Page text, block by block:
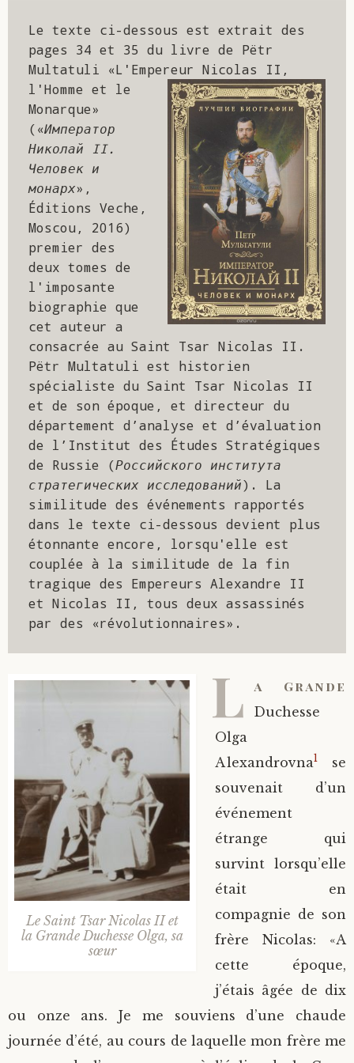
Saint Sophrony l’Athonite
Sainte Xenia
Sainte Matrone de Moscou
Staritsa Marie Makovkine
Natalia de Vyritsa
Staritsa Anastasia
Archimandrite Lazare (Abachidzé)
Geronda Arsenios le Spiléote
Gerondissa Makrina (Vassopoulou)
Archimandrite Nathanaël (Pospelov)
Père Héliodore
Le texte ci-dessous est extrait des
pages 34 et 35 du livre de Pëtr
Multatuli «L'Empereur Nicolas II,
l'Homme et le
Monarque»
(«Император
Николай II.
Человек и
монарх»,
Éditions Veche,
Moscou, 2016)
premier des
deux tomes de
l'imposante
biographie que
cet auteur a
consacrée au Saint Tsar Nicolas II.
Pëtr Multatuli est historien
spécialiste du Saint Tsar Nicolas II
et de son époque, et directeur du
département d’analyse et d’évaluation
de l’Institut des Études Stratégiques
de Russie (Российского института
стратегических исследований). La
similitude des événements rapportés
dans le texte ci-dessous devient plus
étonnante encore, lorsqu'elle est
couplée à la similitude de la fin
tragique des Empereurs Alexandre II
et Nicolas II, tous deux assassinés
par des «révolutionnaires».
Le Saint Tsar Nicolas II et
la Grande Duchesse Olga, sa
sœur
L a Grande
Duchesse
Olga
Alexandrovna1
se
souvenait d’un
événement
étrange qui
survint lorsqu’elle
était en
compagnie de son
frère Nicolas: «A
cette époque,
j’étais âgée de dix
ou onze ans. Je me souviens d’une chaude
journée d’été, au cours de laquelle mon frère me